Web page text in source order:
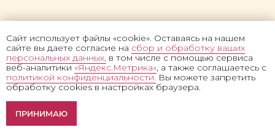
Сайт использует файлы «cookie». Оставаясь на нашем
сайте вы даете согласие на сбор и обработку ваших
персональных данных, в том числе с помощью сервиса
веб-аналитики«Яндекс.Метрика», а также соглашаетесь с
политикой конфиденциальности.Вы можете запретить
обработку cookies в настройках браузера.
ПРИНИМАЮ
Щелковское шоссе 3с1, оф 146
Санкт-Петербург:
ул. Дибуновская, 26
Выезд специалиста в вашем